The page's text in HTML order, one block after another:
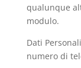
qualunque
modulo.
Dati
numero di